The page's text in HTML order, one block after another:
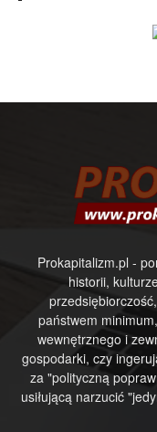
Prokapitalizm.pl -
historii,
państwem
wewnętrznego i
gospodarki, czy
za "polityczną
usiłującą narzucić